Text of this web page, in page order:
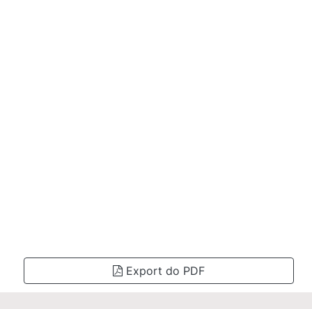
Export do PDF